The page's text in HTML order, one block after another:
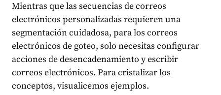
Mientras que las secuencias de correos
electrónicos personalizadas requieren una
segmentación cuidadosa, para los correos
electrónicos de goteo, solo necesitas configurar
acciones de desencadenamiento y escribir
correos electrónicos. Para cristalizar los
conceptos, visualicemos ejemplos.